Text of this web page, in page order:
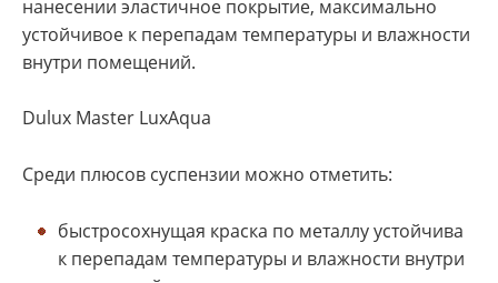
нанесении эластичное покрытие, максимально
устойчивое к перепадам температуры и влажности
внутри помещений.
Dulux Master LuxAqua
Среди плюсов суспензии можно отметить:
быстросохнущая краска по металлу устойчива
к перепадам температуры и влажности внутри